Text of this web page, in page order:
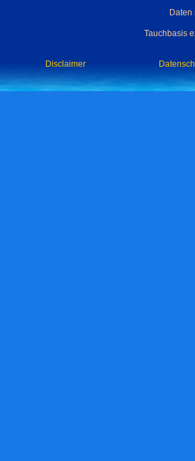
Tauchbasis
Disclaimer